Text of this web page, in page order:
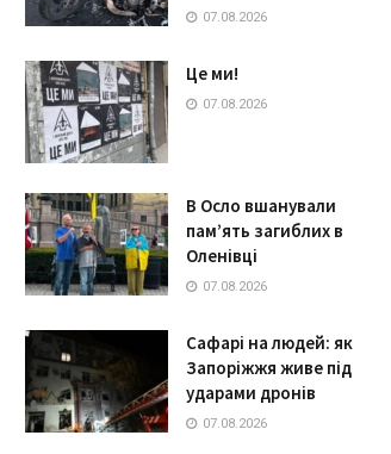
07.08.2026
Це ми!
07.08.2026
В Осло вшанували
пам’ять загиблих в
Оленівці
07.08.2026
Сафарі на людей: як
Запоріжжя живе під
ударами дронів
07.08.2026